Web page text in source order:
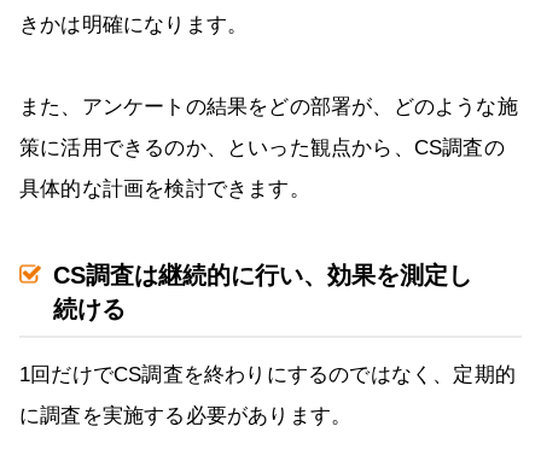
きかは明確になります。
また、アンケートの結果をどの部署が、どのような施
策に活用できるのか、といった観点から、CS調査の
具体的な計画を検討できます。
CS調査は継続的に行い、効果を測定し
続ける
1回だけでCS調査を終わりにするのではなく、定期的
に調査を実施する必要があります。